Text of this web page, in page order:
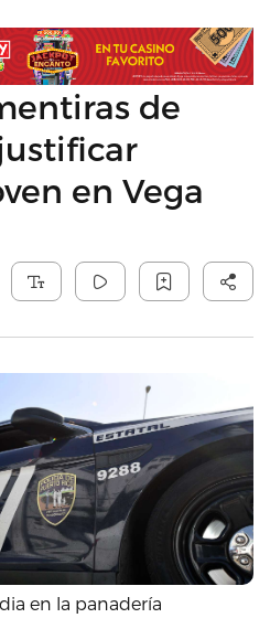
de
en Vega
en la panadería